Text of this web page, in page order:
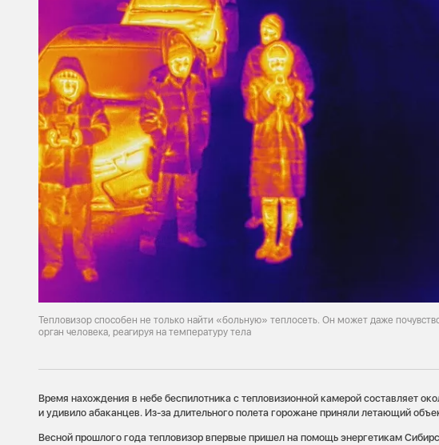
Тепловизор способен не только найти «больную» теплосеть. Он может даже
орган человека, реагируя на температуру тела
Время нахождения в небе беспилотника с тепловизионной камерой составляет
и удивило абаканцев. Из-за длительного полета горожане приняли летающий
Весной прошлого года тепловизор впервые пришел на помощь энергетикам